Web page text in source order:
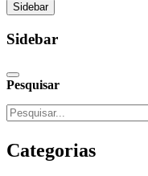
Sidebar
Sidebar
Pesquisar
Categorias